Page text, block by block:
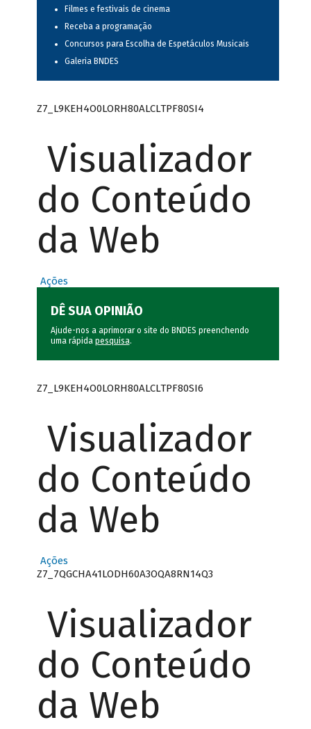
Filmes e festivais de cinema
Receba a programação
Concursos para Escolha de Espetáculos Musicais
Galeria BNDES
Z7_L9KEH4O0LORH80ALCLTPF80SI4
Visualizador
do Conteúdo
da Web
Ações
DÊ SUA OPINIÃO
Ajude-nos a aprimorar o site do BNDES preenchendo
uma rápida pesquisa.
Z7_L9KEH4O0LORH80ALCLTPF80SI6
Visualizador
do Conteúdo
da Web
Ações
Z7_7QGCHA41LODH60A3OQA8RN14Q3
Visualizador
do Conteúdo
da Web